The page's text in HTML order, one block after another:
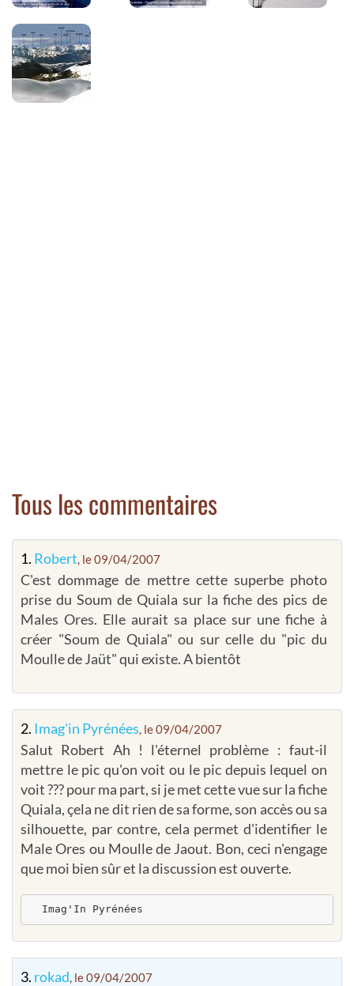
Tous les commentaires
1. Robert , le 09/04/2007
C'est dommage de mettre cette superbe photo
prise du Soum de Quiala sur la fiche des pics de
Males Ores. Elle aurait sa place sur une fiche à
créer "Soum de Quiala" ou sur celle du "pic du
Moulle de Jaüt" qui existe. A bientôt
2. Imag'in Pyrénées , le 09/04/2007
Salut Robert Ah ! l'éternel problème : faut-il
mettre le pic qu'on voit ou le pic depuis lequel on
voit ??? pour ma part, si je met cette vue sur la fiche
Quiala, çela ne dit rien de sa forme, son accès ou sa
silhouette, par contre, cela permet d'identifier le
Male Ores ou Moulle de Jaout. Bon, ceci n'engage
que moi bien sûr et la discussion est ouverte.
  Imag'In Pyrénées
3. rokad , le 09/04/2007